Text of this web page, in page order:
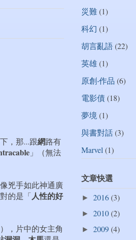
，那...跟網路有
」（無法
兇手如此神通廣
的是「人性的好
，片中的女主角
災難(1)
科幻 (1)
胡言亂語(22)
英雄(1)
原創‧作品 (6)
電影債(18)
夢境(1)
與書對話(3)
Marvel(1)
文章快選
► 2016(3)
► 2010(2)
► 2009(4)